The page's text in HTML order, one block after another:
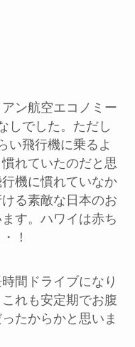
ン航空エコノミー
しでした。ただし
い飛行機に乗るよ
れていたのだと思
機に慣れていなか
る素敵な日本のお
す。ハワイは赤ち
！
間ドライブになり
れも安定期でお腹
たからかと思いま